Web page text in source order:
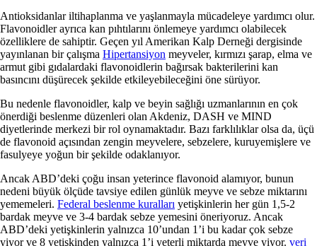
Antioksidanlar iltihaplanma ve yaşlanmayla mücadeleye yardımcı olur.
Flavonoidler ayrıca kan pıhtılarını önlemeye yardımcı olabilecek
özelliklere de sahiptir. Geçen yıl Amerikan Kalp Derneği dergisinde
yayınlanan bir çalışma Hipertansiyon meyveler, kırmızı şarap, elma ve
armut gibi gıdalardaki flavonoidlerin bağırsak bakterilerini kan
basıncını düşürecek şekilde etkileyebileceğini öne sürüyor.
Bu nedenle flavonoidler, kalp ve beyin sağlığı uzmanlarının en çok
önerdiği beslenme düzenleri olan Akdeniz, DASH ve MIND
diyetlerinde merkezi bir rol oynamaktadır. Bazı farklılıklar olsa da, üçü
de flavonoid açısından zengin meyvelere, sebzelere, kuruyemişlere ve
fasulyeye yoğun bir şekilde odaklanıyor.
Ancak ABD’deki çoğu insan yeterince flavonoid alamıyor, bunun
nedeni büyük ölçüde tavsiye edilen günlük meyve ve sebze miktarını
yememeleri. Federal beslenme kuralları yetişkinlerin her gün 1,5-2
bardak meyve ve 3-4 bardak sebze yemesini öneriyoruz. Ancak
ABD’deki yetişkinlerin yalnızca 10’undan 1’i bu kadar çok sebze
yiyor ve 8 yetişkinden yalnızca 1’i yeterli miktarda meyve yiyor. veri